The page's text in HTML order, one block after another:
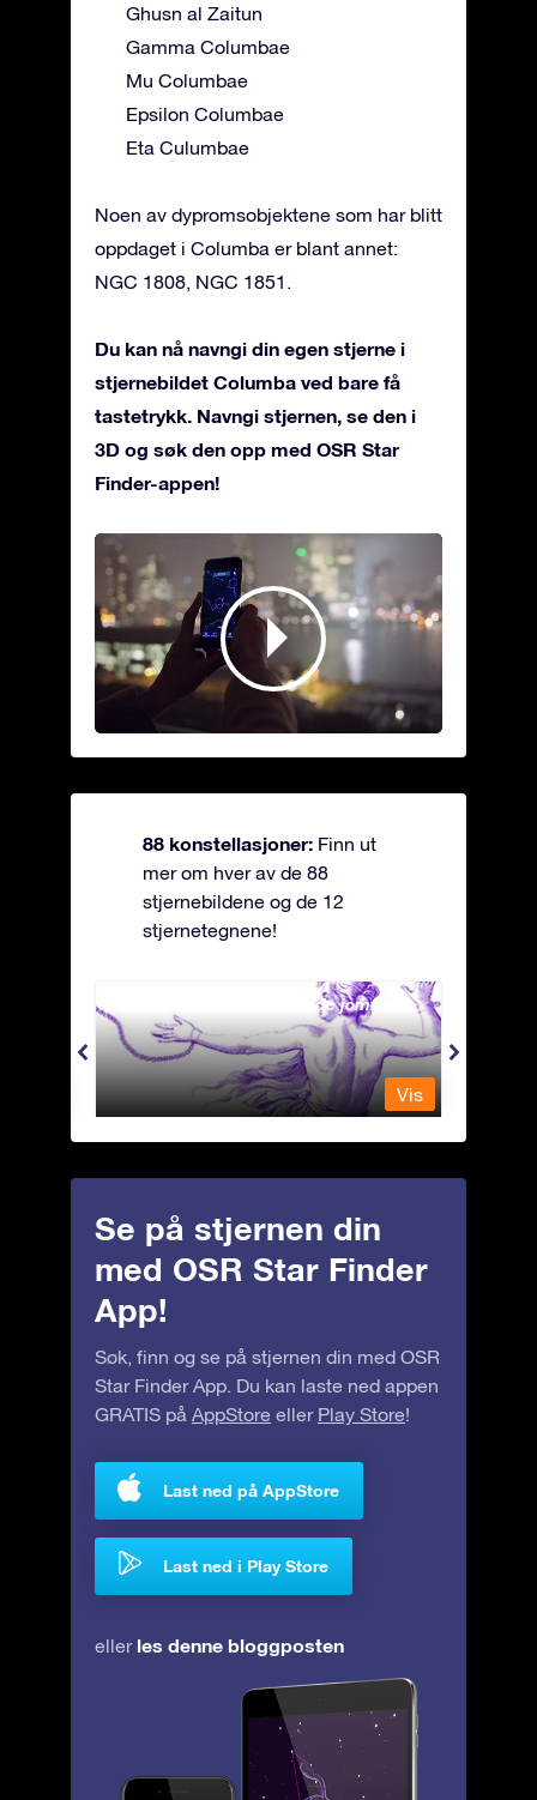
Ghusn al Zaitun
Gamma Columbae
Mu Columbae
Epsilon Columbae
Eta Culumbae
Noen av dypromsobjektene som har blitt
oppdaget i Columba er blant annet:
NGC 1808, NGC 1851.
Du kan nå navngi din egen stjerne i
stjernebildet Columba ved bare få
tastetrykk. Navngi stjernen, se den i
3D og søk den opp med OSR Star
Finder-appen!
88 konstellasjoner: Finn ut
mer om hver av de 88
stjernebildene og de 12
stjernetegnene!
Andromeda - Den lenkede jomfrua
Vis
Se på stjernen din
med OSR Star Finder
App!
Søk, finn og se på stjernen din med OSR
Star Finder App. Du kan laste ned appen
GRATIS på AppStore eller Play Store!
Last ned på AppStore
Last ned i Play Store
eller les denne bloggposten